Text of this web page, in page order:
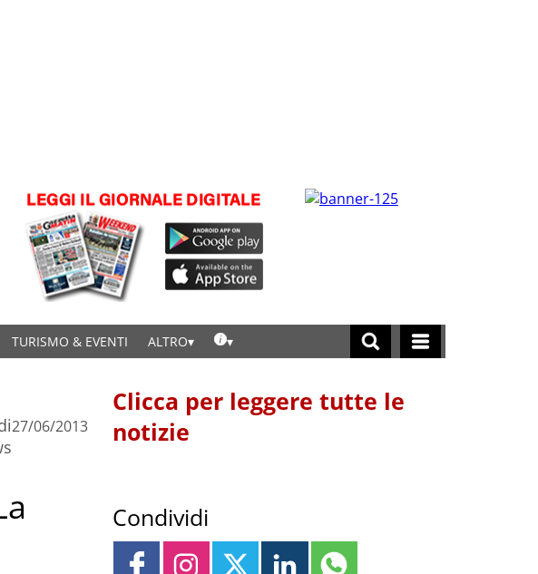
TURISMO & EVENTI ALTRO
27/06/2013
Clicca per leggere tutte le
notizie
Condividi